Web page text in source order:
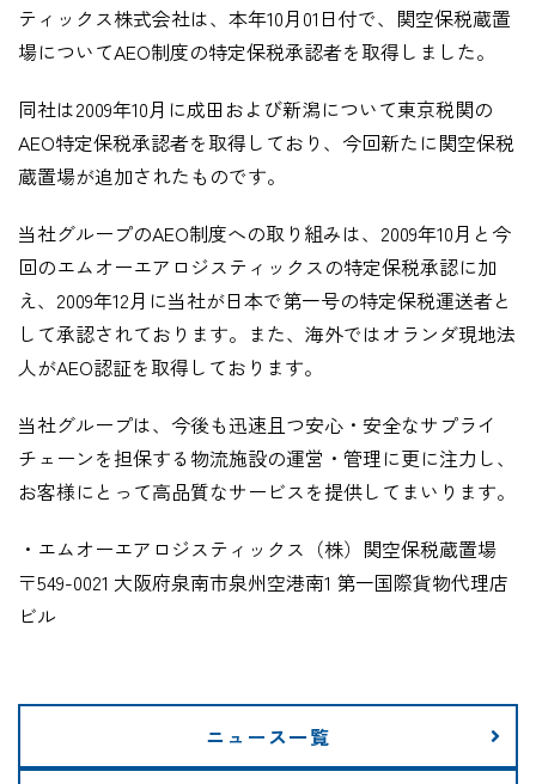
採用情報
お問い合わせ
ティックス株式会社は、本年10月01日付で、関空保税蔵置
場についてAEO制度の特定保税承認者を取得しました。
同社は2009年10月に成田および新潟について東京税関の
AEO特定保税承認者を取得しており、今回新たに関空保税
蔵置場が追加されたものです。
当社グループのAEO制度への取り組みは、2009年10月と今
回のエムオーエアロジスティックスの特定保税承認に加
え、2009年12月に当社が日本で第一号の特定保税運送者と
して承認されております。また、海外ではオランダ現地法
人がAEO認証を取得しております。
当社グループは、今後も迅速且つ安心・安全なサプライ
チェーンを担保する物流施設の運営・管理に更に注力し、
お客様にとって高品質なサービスを提供してまいります。
・エムオーエアロジスティックス（株）関空保税蔵置場
〒549-0021 大阪府泉南市泉州空港南1 第一国際貨物代理店
ビル
ニュース一覧